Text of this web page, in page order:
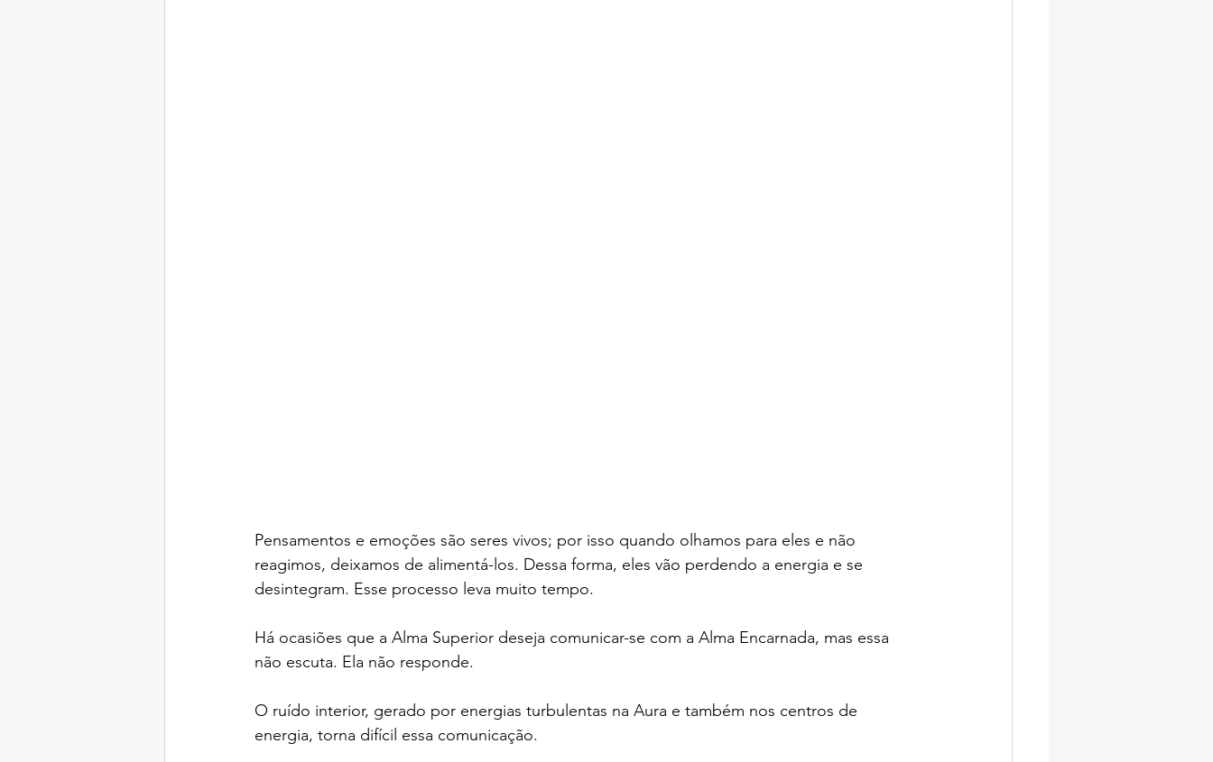
Pensamentos e emoções são seres vivos; por isso quando olhamos para eles e não
reagimos, deixamos de alimentá-los. Dessa forma, eles vão perdendo a energia e se
desintegram. Esse processo leva muito tempo.
Há ocasiões que a Alma Superior deseja comunicar-se com a Alma Encarnada, mas essa
não escuta. Ela não responde.
O ruído interior, gerado por energias turbulentas na Aura e também nos centros de
energia, torna difícil essa comunicação.